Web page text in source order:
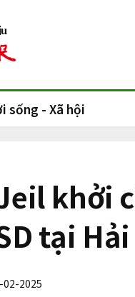
sống - Xã hội
khởi
tại
02-2025